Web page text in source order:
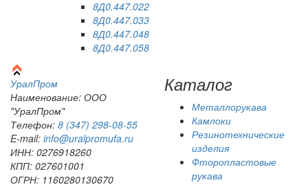
8Д0.447.022
8Д0.447.033
8Д0.447.048
8Д0.447.058
УралПром
Наименование: ООО
"УралПром"
Телефон: 8 (347) 298‑08‑55
E-mail: info@uralpromufa.ru
ИНН: 0276918260
КПП: 027601001
ОГРН: 1160280130670
Каталог
Металлорукава
Камлоки
Резинотехнические
изделия
Фторопластовые
рукава